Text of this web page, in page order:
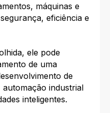
máquinas e
eficiência e
ele pode
de uma
de
industrial
inteligentes.